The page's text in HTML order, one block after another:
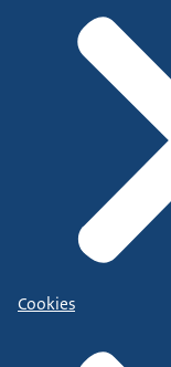
Cookies